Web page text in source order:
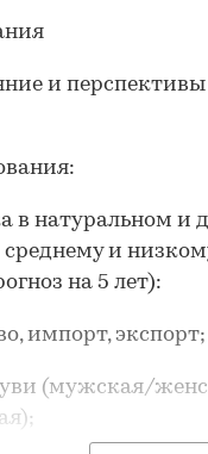
и
в натуральном и
среднему и
на 5 лет):
импорт, экспорт;
(мужская/